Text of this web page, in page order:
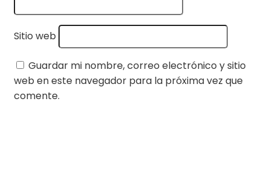
Sitio web
Guardar mi nombre, correo electrónico y sitio
web en este navegador para la próxima vez que
comente.